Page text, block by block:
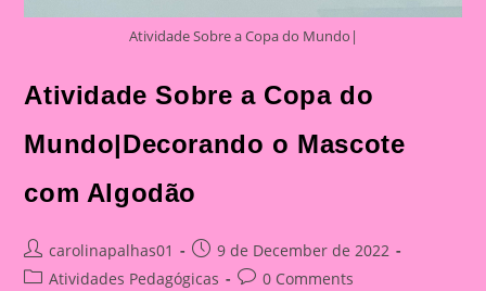
Atividade Sobre a Copa do Mundo|
Atividade Sobre a Copa do
Mundo|Decorando o Mascote
com Algodão
Post
author:
carolinapalhas01
Post
published:
9 de December de 2022
PostAtividades Pedagógicas
Post0 Comments